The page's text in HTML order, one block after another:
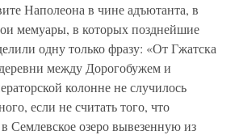
Наполеона в чине адъютанта, в
мемуары, в которых позднейшие
одну только фразу: «От Гжатска
между Дорогобужем и
колонне не случилось
если не считать того, что
Семлевское озеро вывезенную из